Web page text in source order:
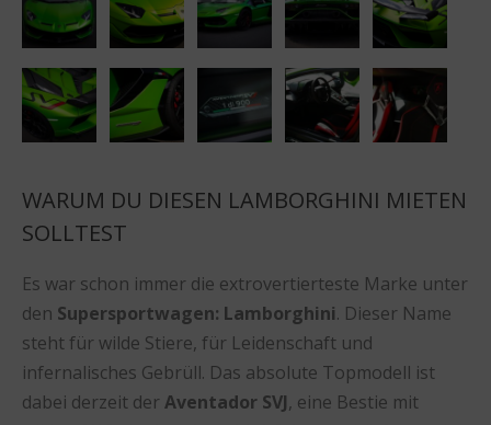
WARUM DU DIESEN LAMBORGHINI MIETEN
SOLLTEST
Es war schon immer die extrovertierteste Marke unter
den Supersportwagen: Lamborghini. Dieser Name
steht für wilde Stiere, für Leidenschaft und
infernalisches Gebrüll. Das absolute Topmodell ist
dabei derzeit der Aventador SVJ, eine Bestie mit